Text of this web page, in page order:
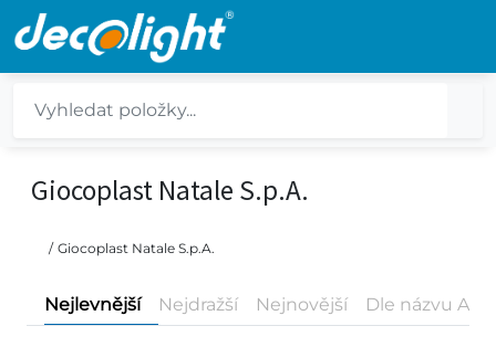
Giocoplast Natale S.p.A.
/ Giocoplast Natale S.p.A.
Nejlevnější Nejdražší Nejnovější Dle názvu A-Z